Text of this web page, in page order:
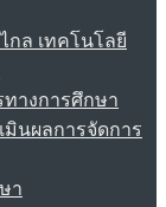
กล เทคโนโลยี
างการศึกษา
มินผลการจัดการ
า